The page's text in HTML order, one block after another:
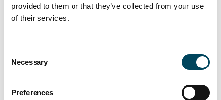
provided to them or that they’ve collected from your use
of their services.
Selection
Necessary
Preferences
ursprünglich die Gesamtentwicklung des
Grand Central. Das Grundstück an der
wurde ein neuer Bebauungsplan aufgestellt,
Altlastenentsorgung, Verbau und